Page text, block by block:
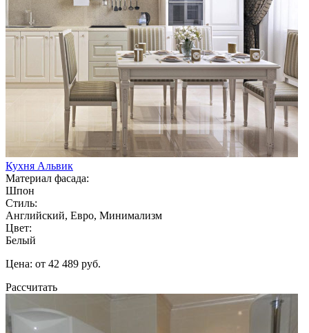
Кухня Альвик
Материал фасада:
Шпон
Стиль:
Английский, Евро, Минимализм
Цвет:
Белый
Цена: от 42 489 руб.
Рассчитать